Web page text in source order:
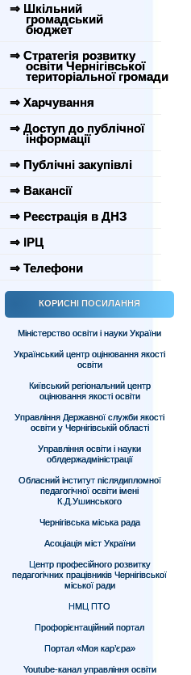
⇒ Шкільний
громадський
бюджет
⇒ Стратегія розвитку
освіти Чернігівської
територіальної громади
⇒ Харчування
⇒ Доступ до публічної
інформації
⇒ Публічні закупівлі
⇒ Вакансії
⇒ Реєстрація в ДНЗ
⇒ ІРЦ
⇒ Телефони
КОРИСНІ ПОСИЛАННЯ
Міністерство освіти і науки України
Український центр оцінювання якості
освіти
Київський регіональний центр
оцінювання якості освіти
Управління Державної служби якості
освіти у Чернігівській області
Управління освіти і науки
облдержадміністрації
Обласний інститут післядипломної
педагогічної освіти імені
К.Д.Ушинського
Чернігівська міська рада
Асоціація міст України
Центр професійного розвитку
педагогічних працівників Чернігівської
міської ради
НМЦ ПТО
Профорієнтаційний портал
Портал «Моя кар’єра»
Youtube-канал управління освіти